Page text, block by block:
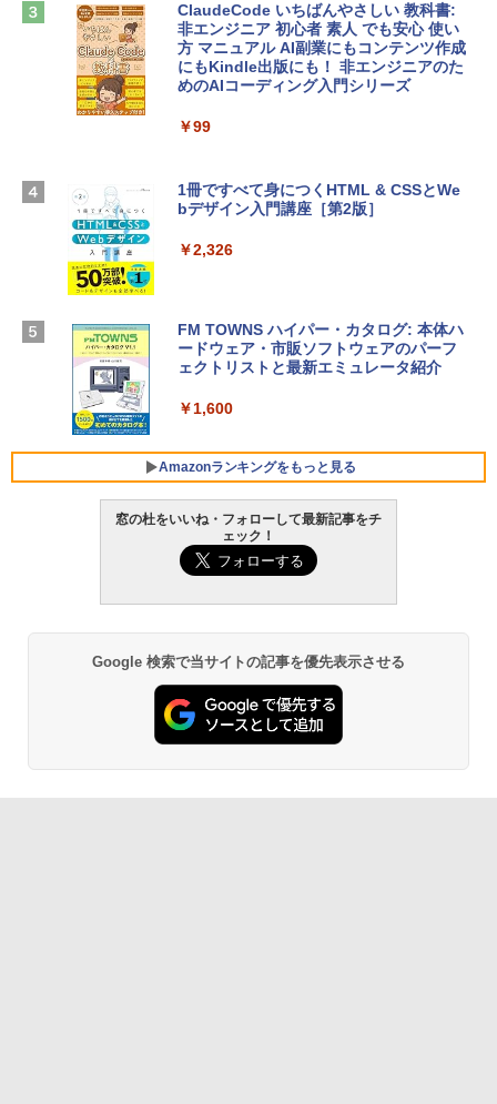
￥2,952
Apple 2026 MacBook Air M5チップ搭載
igence、13.6インチLiquid Retinaディ
ームカメラ、日本語キーボード、Touch I
D - ミッドナイト
￥298,901
ン 15-fd 15.6インチ 16GBメモリ 512GB
SSD インテル Core 5
FMV ノートパソコン WE1-K3 (MS 365 P
ersonal/Copilotキー搭載/Win 11/15.6型/
Core i5/16GB/SSD 512GB/ホワイト) FM
VWK3E15W_AZ
￥139,880
Robloxギフトカード - 2,000 Robux 【限
定バーチャルアイテムを含む】 【オンラ
インゲームコード】 ロブロックス | オン
ラインコード版
￥3,200
Robloxギフトカード - 1000 Robux 【限
定バーチャルアイテムを含む】 【オンラ
ラインコード版
Windows版 | Minecraft (マインクラフ
ト): Java & Bedrock Edition | オンライ
ClaudeCode いちばんやさしい 教科書:
非エンジニア 初心者 素人 でも安心 使い
方 マニュアル AI副業にもコンテンツ作成
にもKindle出版にも！ 非エンジニアのた
めのAIコーディング入門シリーズ
￥99
1冊ですべて身につくHTML & CSSとWe
bデザイン入門講座［第2版］
￥2,326
FM TOWNS ハイパー・カタログ: 本体ハ
ードウェア・市販ソフトウェアのパーフ
ェクトリストと最新エミュレータ紹介
￥1,600
Amazonランキングをもっと見る
Amazon Kindle Paperwhite (16GB) 7イ
ンチディスプレイ、色調調節ライト、12
￥22,980
Amazon Kindle - 目に優しい、かさばら
ない、大きな画面で読みやすい、6週間持
書籍リーダー、ブラック、16GB、広告な
窓の杜をいいね・フォローして最新記事をチ
ェック！
Google 検索で当サイトの記事を優先表示させる